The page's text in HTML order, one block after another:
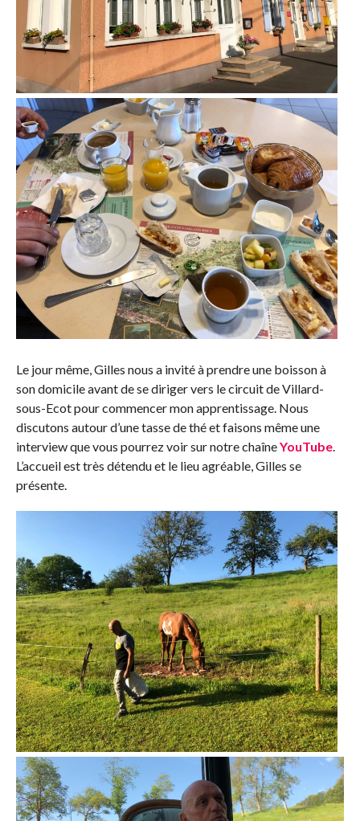
Le jour même, Gilles nous a invité à prendre une boisson à
son domicile avant de se diriger vers le circuit de Villard-
sous-Ecot pour commencer mon apprentissage. Nous
discutons autour d’une tasse de thé et faisons même une
interview que vous pourrez voir sur notre chaîneYouTube.
L’accueil est très détendu et le lieu agréable, Gilles se
présente.